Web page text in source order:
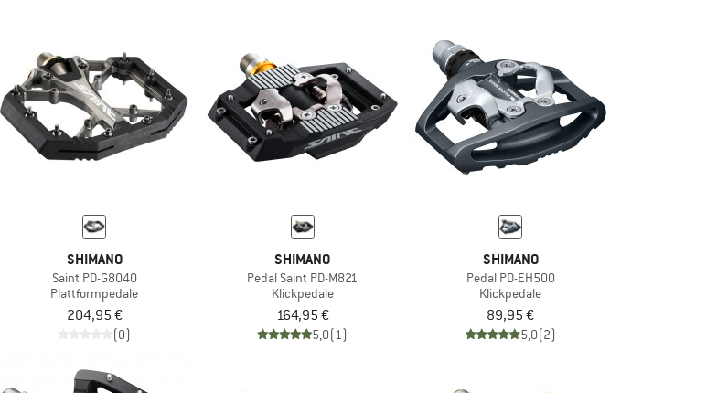
SHIMANO
Saint PD-G8040
Plattformpedale
204,95 €
(0)
SHIMANO
Pedal Saint PD-M821
Klickpedale
164,95 €
5,0(1)
SHIMANO
Pedal PD-EH500
Klickpedale
89,95 €
5,0(2)